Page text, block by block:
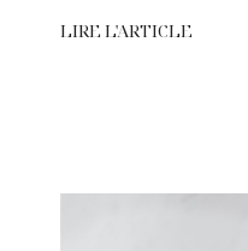
LIRE L'ARTICLE